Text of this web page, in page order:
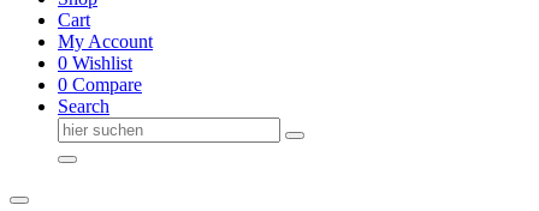
Cart
My Account
0 Wishlist
0 Compare
Search
Suche
nach: